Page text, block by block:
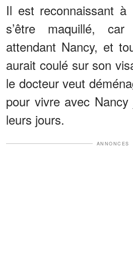
Il est reconnaissant
s’être maquillé,
attendant Nancy, et
aurait coulé sur son
le docteur veut
pour vivre avec
leurs jours.
ANNONCES